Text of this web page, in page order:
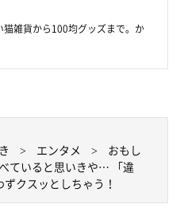
雑貨から100均グッズまで。か
エンタメ
おもし
ていると思いきや… 「違
クスッとしちゃう！